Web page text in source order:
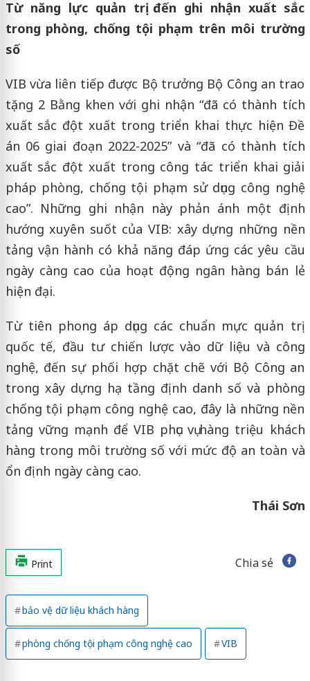
Từ năng lực quản trị đến ghi nhận xuất sắc
trong phòng, chống tội phạm trên môi trường
số
VIB vừa liên tiếp được Bộ trưởng Bộ Công an trao
tặng 2 Bằng khen với ghi nhận “đã có thành tích
xuất sắc đột xuất trong triển khai thực hiện Đề
án 06 giai đoạn 2022-2025” và “đã có thành tích
xuất sắc đột xuất trong công tác triển khai giải
pháp phòng, chống tội phạm sử dụng công nghệ
cao”. Những ghi nhận này phản ánh một định
hướng xuyên suốt của VIB: xây dựng những nền
tảng vận hành có khả năng đáp ứng các yêu cầu
ngày càng cao của hoạt động ngân hàng bán lẻ
hiện đại.
Từ tiên phong áp dụng các chuẩn mực quản trị
quốc tế, đầu tư chiến lược vào dữ liệu và công
nghệ, đến sự phối hợp chặt chẽ với Bộ Công an
trong xây dựng hạ tầng định danh số và phòng
chống tội phạm công nghệ cao, đây là những nền
tảng vững mạnh để VIB phục vụ hàng triệu khách
hàng trong môi trường số với mức độ an toàn và
ổn định ngày càng cao.
Thái Sơn
Print Chia sẻ
bảo vệ dữ liệu khách hàng
phòng chống tội phạm công nghệ cao VIB